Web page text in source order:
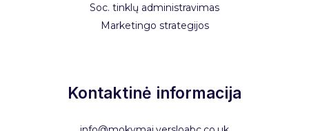
Soc. tinklų administravimas
Marketingo strategijos
Kontaktinė informacija